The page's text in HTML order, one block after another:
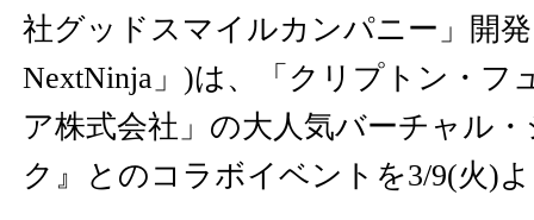
社グッドスマイルカンパニー」開
NextNinja」)は、「クリプトン・フ
ア株式会社」の大人気バーチャル
ク』とのコラボイベントを3/9(火)